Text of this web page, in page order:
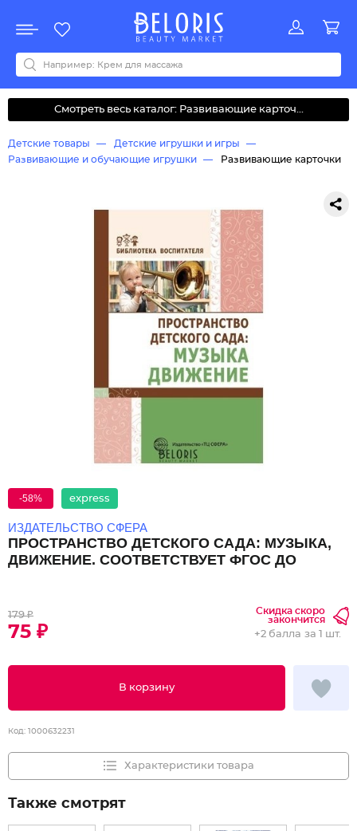
Акции
Все бренды
0-9ABCDEFGHIJKLMNOPQRSTUVWYZАБВДЗИМОКЛНПРСТУФ
Смотреть весь каталог: Развивающие карточ...
Детские товары
Детские игрушки и игры
Развивающие и обучающие игрушки
Развивающие карточки
-58% express
ИЗДАТЕЛЬСТВО СФЕРА
ПРОСТРАНСТВО ДЕТСКОГО САДА: МУЗЫКА,
ДВИЖЕНИЕ. СООТВЕТСТВУЕТ ФГОС ДО
179 ₽
75 ₽
Скидка скоро
закончится
В корзину
+2 балла за 1 шт.
Код: 1000632231
Характеристики товара
Также смотрят